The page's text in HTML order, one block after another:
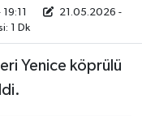
21.05.2026 -
1 Dk
Yenice köprülü